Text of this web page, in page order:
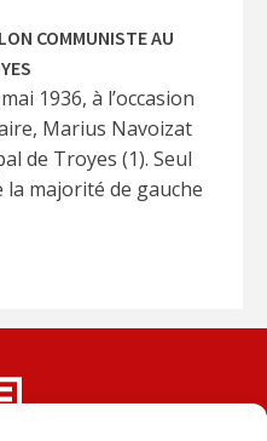
COMMUNISTE AU
1936, à l’occasion
Marius Navoizat
de Troyes (1). Seul
majorité de gauche